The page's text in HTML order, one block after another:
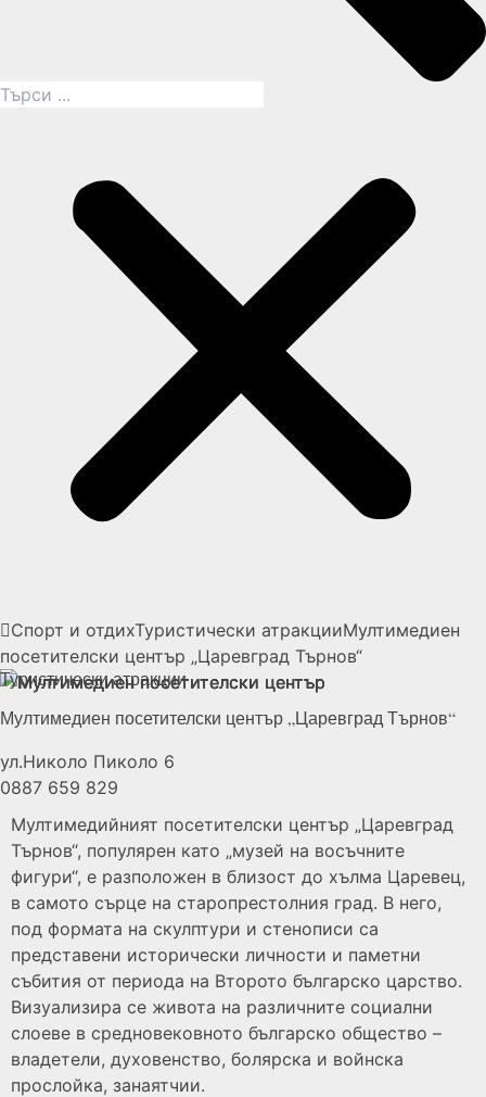
Спорт и отдихТуристически атракцииМултимедиен
посетителски център „Царевград Търнов“
Туристически атракции
Мултимедиен посетителски център „Царевград Търнов“
ул.Николо Пиколо 6
0887 659 829
Мултимедийният посетителски център „Царевград
Търнов“, популярен като „музей на восъчните
фигури“, е разположен в близост до хълма Царевец,
в самото сърце на старопрестолния град. В него,
под формата на скулптури и стенописи са
представени исторически личности и паметни
събития от периода на Второто българско царство.
Визуализира се живота на различните социални
слоеве в средновековното българско общество –
владетели, духовенство, болярска и войнска
прослойка, занаятчии.